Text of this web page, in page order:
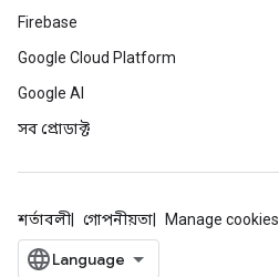
Firebase
Google Cloud Platform
Google AI
সব প্রোডাক্ট
শর্তাবলী গোপনীয়তা Manage cookies